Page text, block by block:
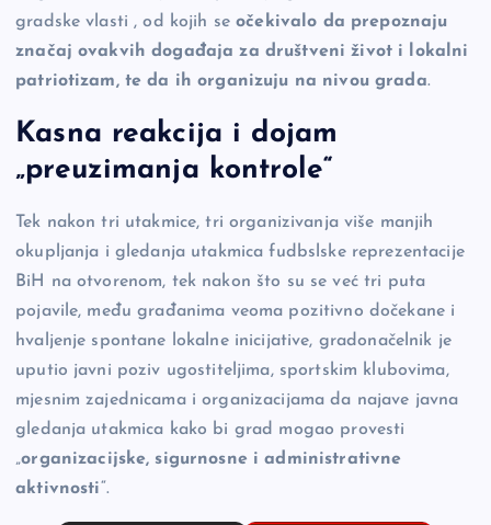
gradske vlasti , od kojih seočekivalo da prepoznaju
značaj ovakvih događaja za društveni život i lokalni
patriotizam, te da ih organizuju na nivou grada.
Kasna reakcija i dojam
„preuzimanja kontrole“
Tek nakon tri utakmice, tri organizivanja više manjih
okupljanja i gledanja utakmica fudbslske reprezentacije
BiH na otvorenom, tek nakon što su se već tri puta
pojavile, među građanima veoma pozitivno dočekane i
hvaljenje spontane lokalne inicijative, gradonačelnik je
uputio javni poziv ugostiteljima, sportskim klubovima,
mjesnim zajednicama i organizacijama da najave javna
gledanja utakmica kako bi grad mogao provesti
„organizacijske, sigurnosne i administrativne
aktivnosti“.